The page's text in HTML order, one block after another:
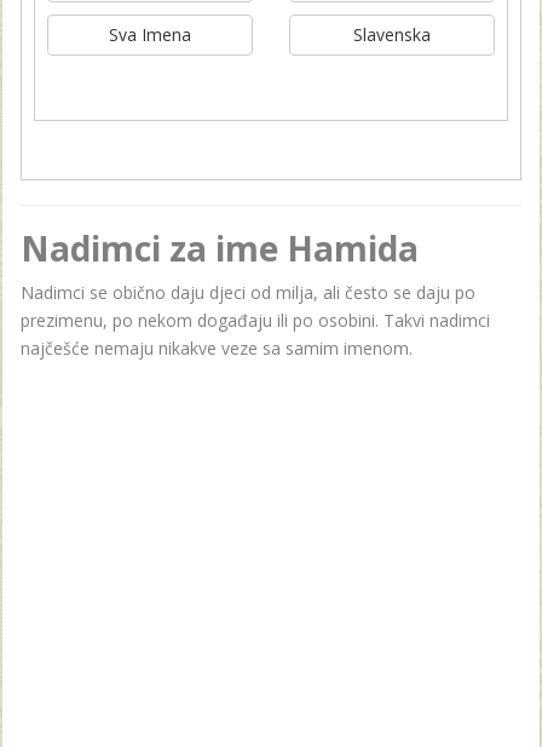
Sva Imena Slavenska
Nadimci za ime Hamida
Nadimci se obično daju djeci od milja, ali često se daju po
prezimenu, po nekom događaju ili po osobini. Takvi nadimci
najčešće nemaju nikakve veze sa samim imenom.